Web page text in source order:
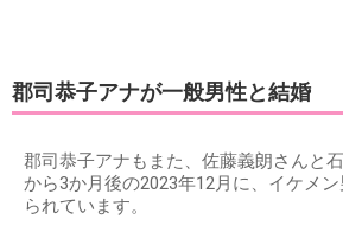
郡司恭子アナが一般男性と結婚
郡司恭子アナもまた、佐藤義朗さんと
から3か月後の2023年12月に、イケメ
られています。